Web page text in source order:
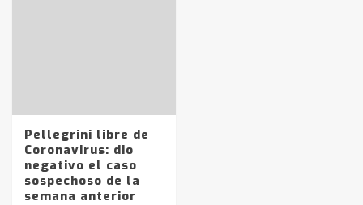
Pellegrini libre de
Coronavirus: dio
negativo el caso
sospechoso de la
semana anterior
protagonistas del fatal accidente
en la mañana del lunes
Accidente en Ruta 5: falleció un